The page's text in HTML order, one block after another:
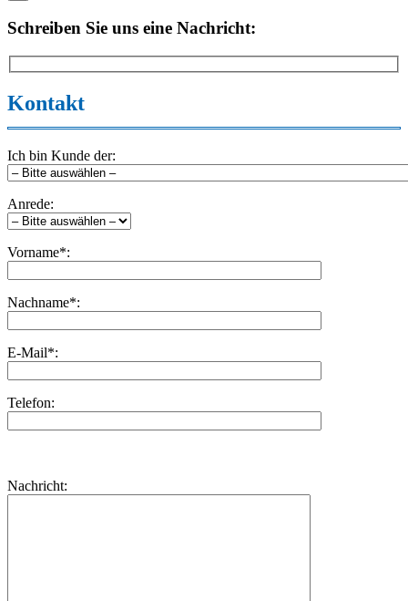
Schreiben Sie uns eine Nachricht:
Kontakt
Ich bin Kunde der:
Anrede:
Vorname*:
Nachname*:
E-Mail*:
Telefon:
dieses
lasse
Nachricht: